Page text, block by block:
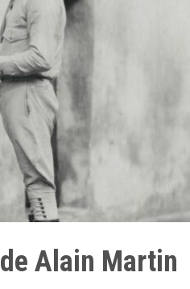
de Alain Martin